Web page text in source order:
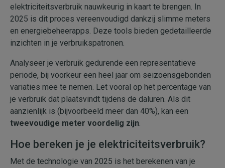
elektriciteitsverbruik nauwkeurig in kaart te brengen. In
2025 is dit proces vereenvoudigd dankzij slimme meters
en energiebeheerapps. Deze tools bieden gedetailleerde
inzichten in je verbruikspatronen.
Analyseer je verbruik gedurende een representatieve
periode, bij voorkeur een heel jaar om seizoensgebonden
variaties mee te nemen. Let vooral op het percentage van
je verbruik dat plaatsvindt tijdens de daluren. Als dit
aanzienlijk is (bijvoorbeeld meer dan 40%), kan een
tweevoudige meter voordelig zijn.
Hoe bereken je je elektriciteitsverbruik?
Met de technologie van 2025 is het berekenen van je